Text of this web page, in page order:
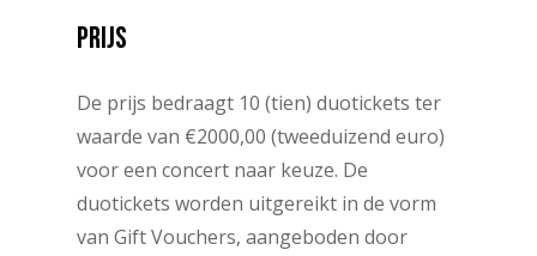
PRIJS
De prijs bedraagt 10 (tien) duotickets ter
waarde van €2000,00 (tweeduizend euro)
voor een concert naar keuze. De
duotickets worden uitgereikt in de vorm
van Gift Vouchers, aangeboden door